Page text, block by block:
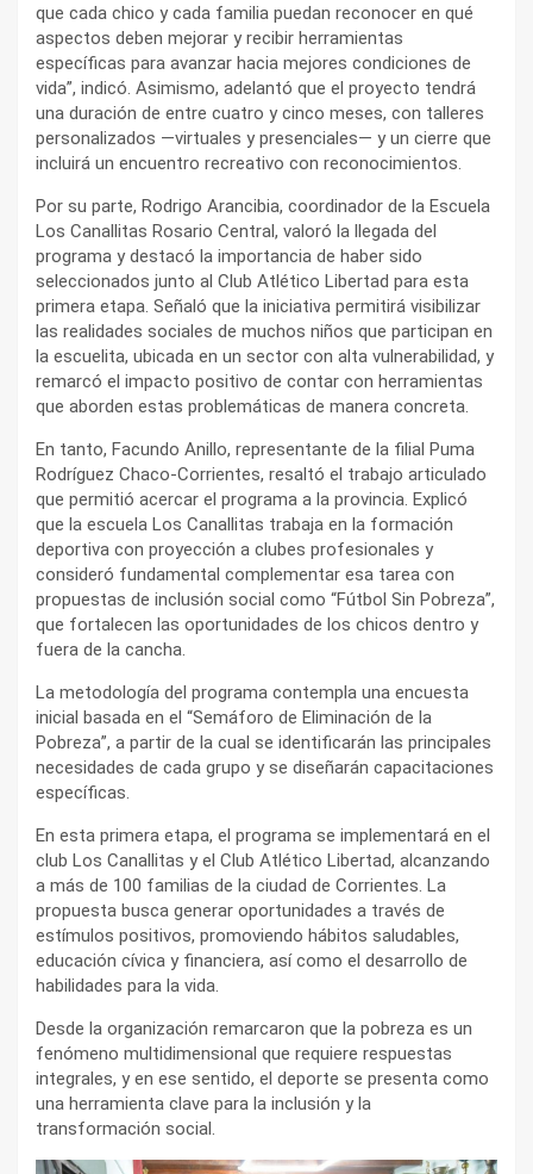
que cada chico y cada familia puedan reconocer en qué
aspectos deben mejorar y recibir herramientas
específicas para avanzar hacia mejores condiciones de
vida”, indicó. Asimismo, adelantó que el proyecto tendrá
una duración de entre cuatro y cinco meses, con talleres
personalizados —virtuales y presenciales— y un cierre que
incluirá un encuentro recreativo con reconocimientos.
Por su parte, Rodrigo Arancibia, coordinador de la Escuela
Los Canallitas Rosario Central, valoró la llegada del
programa y destacó la importancia de haber sido
seleccionados junto al Club Atlético Libertad para esta
primera etapa. Señaló que la iniciativa permitirá visibilizar
las realidades sociales de muchos niños que participan en
la escuelita, ubicada en un sector con alta vulnerabilidad, y
remarcó el impacto positivo de contar con herramientas
que aborden estas problemáticas de manera concreta.
En tanto, Facundo Anillo, representante de la filial Puma
Rodríguez Chaco-Corrientes, resaltó el trabajo articulado
que permitió acercar el programa a la provincia. Explicó
que la escuela Los Canallitas trabaja en la formación
deportiva con proyección a clubes profesionales y
consideró fundamental complementar esa tarea con
propuestas de inclusión social como “Fútbol Sin Pobreza”,
que fortalecen las oportunidades de los chicos dentro y
fuera de la cancha.
La metodología del programa contempla una encuesta
inicial basada en el “Semáforo de Eliminación de la
Pobreza”, a partir de la cual se identificarán las principales
necesidades de cada grupo y se diseñarán capacitaciones
específicas.
En esta primera etapa, el programa se implementará en el
club Los Canallitas y el Club Atlético Libertad, alcanzando
a más de 100 familias de la ciudad de Corrientes. La
propuesta busca generar oportunidades a través de
estímulos positivos, promoviendo hábitos saludables,
educación cívica y financiera, así como el desarrollo de
habilidades para la vida.
Desde la organización remarcaron que la pobreza es un
fenómeno multidimensional que requiere respuestas
integrales, y en ese sentido, el deporte se presenta como
una herramienta clave para la inclusión y la
transformación social.